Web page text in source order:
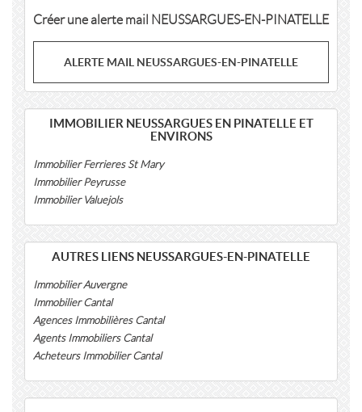
Créer une alerte mail NEUSSARGUES-EN-PINATELLE
ALERTE MAIL NEUSSARGUES-EN-PINATELLE
IMMOBILIER NEUSSARGUES EN PINATELLE ET
ENVIRONS
Immobilier Ferrieres St Mary
Immobilier Peyrusse
Immobilier Valuejols
AUTRES LIENS NEUSSARGUES-EN-PINATELLE
Immobilier Auvergne
Immobilier Cantal
Agences Immobilières Cantal
Agents Immobiliers Cantal
Acheteurs Immobilier Cantal